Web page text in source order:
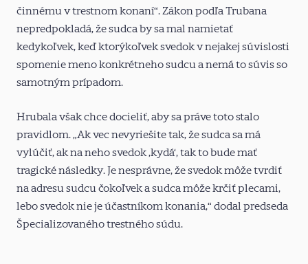
činnému v trestnom konaní“. Zákon podľa Trubana
nepredpokladá, že sudca by sa mal namietať
kedykoľvek, keď ktorýkoľvek svedok v nejakej súvislosti
spomenie meno konkrétneho sudcu a nemá to súvis so
samotným prípadom.
Hrubala však chce docieliť, aby sa práve toto stalo
pravidlom. „Ak vec nevyriešite tak, že sudca sa má
vylúčiť, ak na neho svedok ‚kydá‘, tak to bude mať
tragické následky. Je nesprávne, že svedok môže tvrdiť
na adresu sudcu čokoľvek a sudca môže krčiť plecami,
lebo svedok nie je účastníkom konania,“ dodal predseda
Špecializovaného trestného súdu.